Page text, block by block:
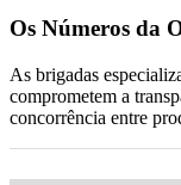
Os Números da
As brigadas
comprometem a
concorrência entre